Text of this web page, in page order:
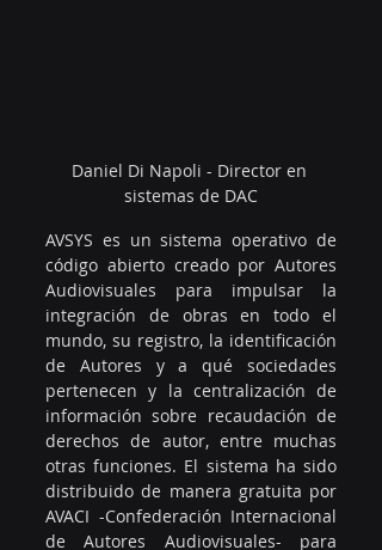
Daniel Di Napoli - Director en
sistemas de DAC
AVSYS es un sistema operativo de
código abierto creado por Autores
Audiovisuales para impulsar la
integración de obras en todo el
mundo, su registro, la identificación
de Autores y a qué sociedades
pertenecen y la centralización de
información sobre recaudación de
derechos de autor, entre muchas
otras funciones. El sistema ha sido
distribuido de manera gratuita por
AVACI -Confederación Internacional
de Autores Audiovisuales- para